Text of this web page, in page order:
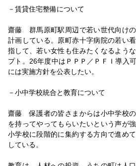
ケーション大切に
四季の魅力発信へ／基盤整備を着
子事務所長インタビュー
2026/05/22
就任インタビュー／近藤修建政部
説明
2026/05/16
2026/05/08
有事に織力最大化／半島性「強み
災害・建設業担当部長インタビュー
2026/05/01
－賃貸住宅整備について
齋藤 群馬原町駅周辺で若い世代向け
計画している。原町赤十字病院の若い
指して、若い女性も住みたくなるよう
プト。26年度中はＰＰＰ／ＰＦＩ導入
には実施方針を公表したい。
－小中学校統合と教育について
齋藤 保護者の皆さまからは小中学校
を持ってやってもらいたいという声が
小学校に段階的に集約する方向で進め
している。